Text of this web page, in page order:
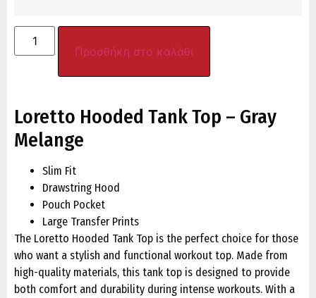
Προσθήκη στο καλάθι
Loretto Hooded Tank Top – Gray
Melange
Slim Fit
Drawstring Hood
Pouch Pocket
Large Transfer Prints
The Loretto Hooded Tank Top is the perfect choice for those
who want a stylish and functional workout top. Made from
high-quality materials, this tank top is designed to provide
both comfort and durability during intense workouts. With a